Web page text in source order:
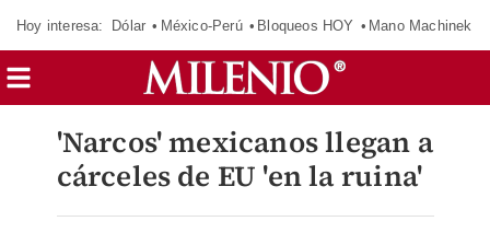
Hoy interesa: Dólar México-Perú Bloqueos HOY Mano Machinek
'Narcos' mexicanos llegan a
cárceles de EU 'en la ruina'